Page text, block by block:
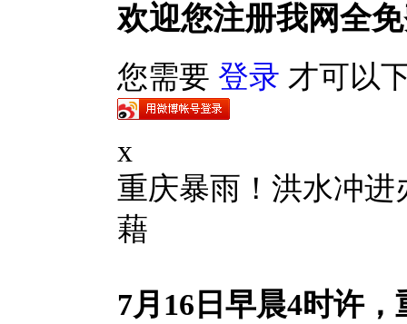
欢迎您注册我网全
您需要 登录 才可以
x
重庆暴雨！洪水冲
藉
7月16日早晨4时许